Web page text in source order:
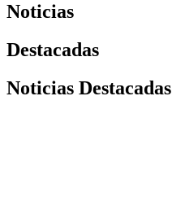
Noticias
Destacadas
Noticias Destacadas